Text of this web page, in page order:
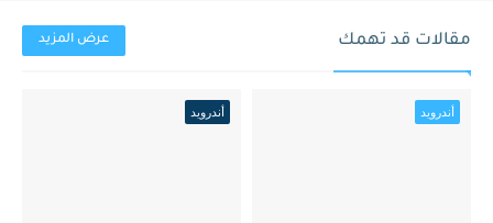
مقالات قد تهمك عرض المزيد
أندرويد أندرويد